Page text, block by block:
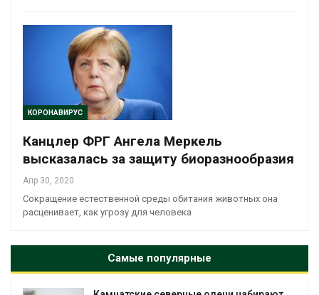
КОРОНАВИРУС
Канцлер ФРГ Ангела Меркель
высказалась за защиту биоразнообразия
Апр 30, 2020
Сокращение естественной среды обитания животных она
расценивает, как угрозу для человека
Самые популярные